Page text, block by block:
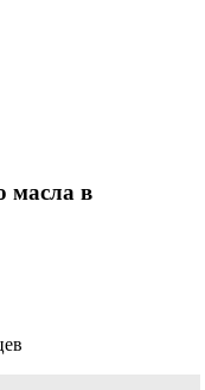
масла в